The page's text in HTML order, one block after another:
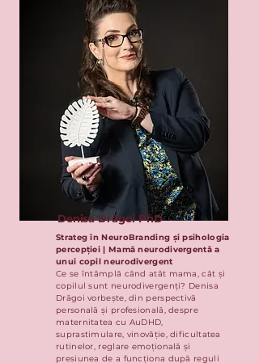
Denisa Drăgoi PhD
Strateg în NeuroBranding și psihologia
percepției | Mamă neurodivergentă a
unui copil neurodivergent
Ce se întâmplă când atât mama, cât și
copilul sunt neurodivergenți? Denisa
Drăgoi vorbește, din perspectivă
personală și profesională, despre
maternitatea cu AuDHD,
suprastimulare, vinovăție, dificultatea
rutinelor, reglare emoțională și
presiunea de a funcționa după reguli